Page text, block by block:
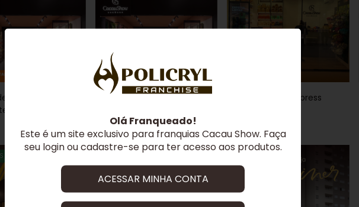
Loja Intensidade
com Mesa
Enxoval de Loja Intensidade
Central)
Enxoval de Loja Express
Olá Franqueado!
Este é um site exclusivo para franquias Cacau Show. Faça
seu login ou cadastre-se para ter acesso aos produtos.
ACESSAR MINHA CONTA